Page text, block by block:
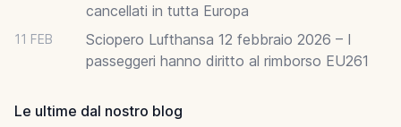
cancellati in tutta Europa
11 FEB
Sciopero Lufthansa 12 febbraio 2026 – I
passeggeri hanno diritto al rimborso EU261
Le ultime dal nostro blog